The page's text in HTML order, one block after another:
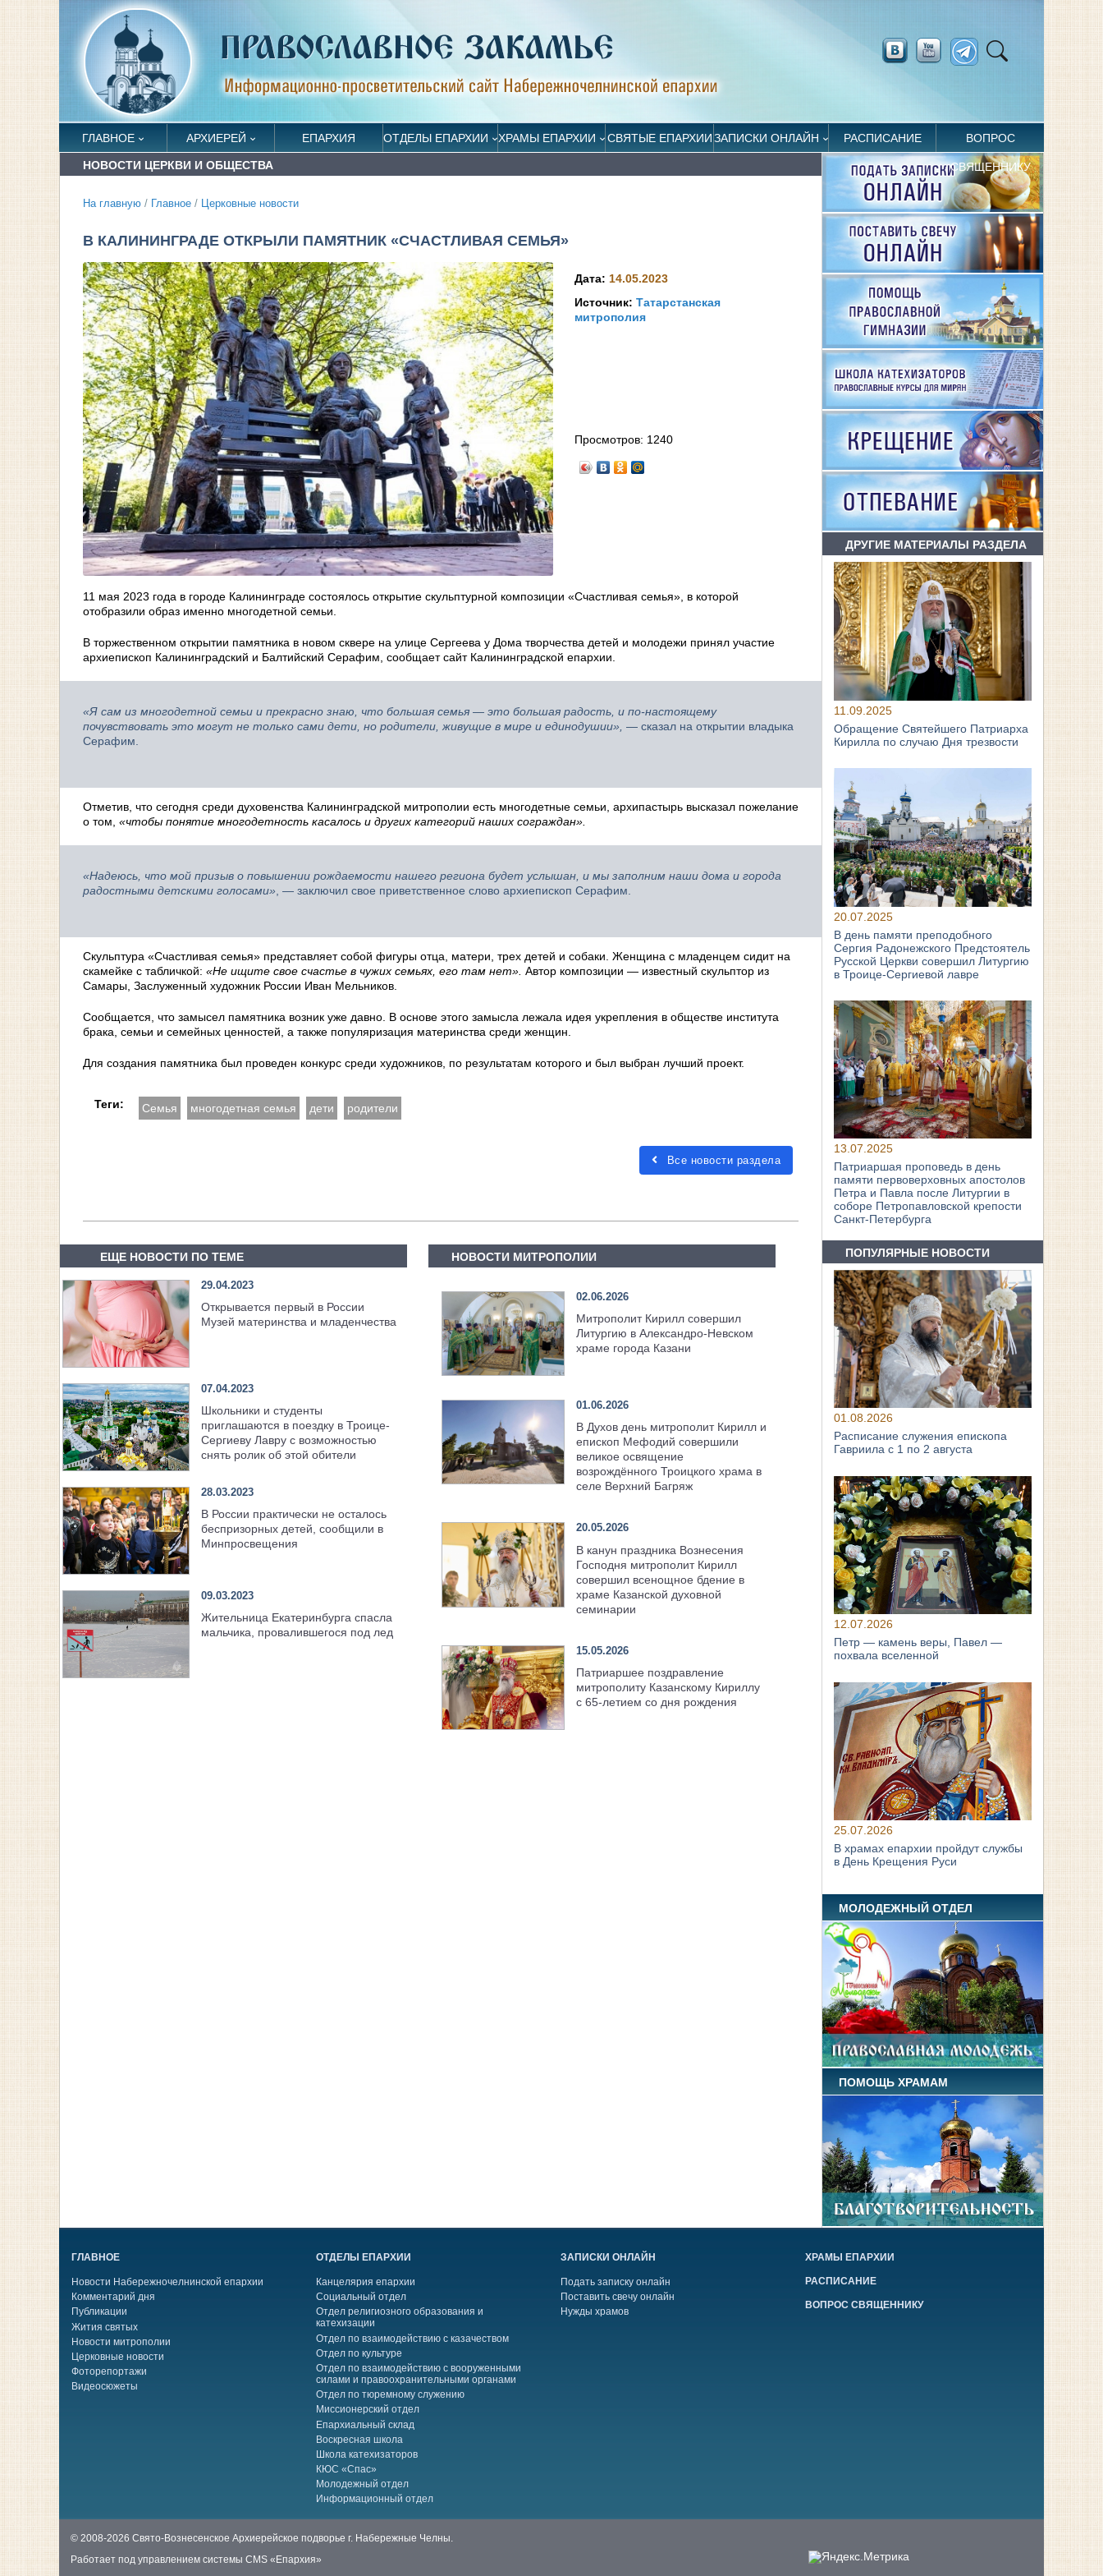
ГЛАВНОЕ АРХИЕРЕЙ ЕПАРХИЯ ОТДЕЛЫ ЕПАРХИИ ХРАМЫ ЕПАРХИИ СВЯТЫЕ ЕПАРХИИЗАПИСКИ ОНЛАЙН РАСПИСАНИЕ ВОПРОС
СВЯЩЕННИКУ
НОВОСТИ ЦЕРКВИ И ОБЩЕСТВА
На главную / Главное / Церковные новости
В КАЛИНИНГРАДЕ ОТКРЫЛИ ПАМЯТНИК «СЧАСТЛИВАЯ СЕМЬЯ»
Дата: 14.05.2023
Источник:Татарстанская
митрополия
Просмотров: 1240
11 мая 2023 года в городе Калининграде состоялось открытие скульптурной композиции «Счастливая семья», в которой
отобразили образ именно многодетной семьи.
В торжественном открытии памятника в новом сквере на улице Сергеева у Дома творчества детей и молодежи принял участие
архиепископ Калининградский и Балтийский Серафим, сообщает сайт Калининградской епархии.
«Я сам из многодетной семьи и прекрасно знаю, что большая семья — это большая радость, и по-настоящему
почувствовать это могут не только сами дети, но родители, живущие в мире и единодушии», — сказал на открытии владыка
Серафим.
Отметив, что сегодня среди духовенства Калининградской митрополии есть многодетные семьи, архипастырь высказал пожелание
о том, «чтобы понятие многодетность касалось и других категорий наших сограждан».
«Надеюсь, что мой призыв о повышении рождаемости нашего региона будет услышан, и мы заполним наши дома и города
радостными детскими голосами», — заключил свое приветственное слово архиепископ Серафим.
Скульптура «Счастливая семья» представляет собой фигуры отца, матери, трех детей и собаки. Женщина с младенцем сидит на
скамейке с табличкой: «Не ищите свое счастье в чужих семьях, его там нет». Автор композиции — известный скульптор из
Самары, Заслуженный художник России Иван Мельников.
Сообщается, что замысел памятника возник уже давно. В основе этого замысла лежала идея укрепления в обществе института
брака, семьи и семейных ценностей, а также популяризация материнства среди женщин.
Для создания памятника был проведен конкурс среди художников, по результатам которого и был выбран лучший проект.
Теги: Семья многодетная семья дети родители
Все новости раздела
ЕЩЕ НОВОСТИ ПО ТЕМЕ
29.04.2023
Открывается первый в России
Музей материнства и младенчества
07.04.2023
Школьники и студенты
приглашаются в поездку в Троице-
Сергиеву Лавру с возможностью
снять ролик об этой обители
28.03.2023
В России практически не осталось
беспризорных детей, сообщили в
Минпросвещения
09.03.2023
Жительница Екатеринбурга спасла
мальчика, провалившегося под лед
НОВОСТИ МИТРОПОЛИИ
02.06.2026
Митрополит Кирилл совершил
Литургию в Александро-Невском
храме города Казани
01.06.2026
В Духов день митрополит Кирилл и
епископ Мефодий совершили
великое освящение
возрождённого Троицкого храма в
селе Верхний Багряж
20.05.2026
В канун праздника Вознесения
Господня митрополит Кирилл
совершил всенощное бдение в
храме Казанской духовной
семинарии
15.05.2026
Патриаршее поздравление
митрополиту Казанскому Кириллу
с 65-летием со дня рождения
ДРУГИЕ МАТЕРИАЛЫ РАЗДЕЛА
11.09.2025
Обращение Святейшего Патриарха
Кирилла по случаю Дня трезвости
20.07.2025
В день памяти преподобного
Сергия Радонежского Предстоятель
Русской Церкви совершил Литургию
в Троице-Сергиевой лавре
13.07.2025
Патриаршая проповедь в день
памяти первоверховных апостолов
Петра и Павла после Литургии в
соборе Петропавловской крепости
Санкт-Петербурга
ПОПУЛЯРНЫЕ НОВОСТИ
01.08.2026
Расписание служения епископа
Гавриила с 1 по 2 августа
12.07.2026
Петр — камень веры, Павел —
похвала вселенной
25.07.2026
В храмах епархии пройдут службы
в День Крещения Руси
МОЛОДЕЖНЫЙ ОТДЕЛ
ПОМОЩЬ ХРАМАМ
ГЛАВНОЕ
Новости Набережночелнинской епархии
Комментарий дня
Публикации
Жития святых
Новости митрополии
Церковные новости
Фоторепортажи
Видеосюжеты
ОТДЕЛЫ ЕПАРХИИ
Канцелярия епархии
Социальный отдел
Отдел религиозного образования и
катехизации
Отдел по взаимодействию с казачеством
Отдел по культуре
Отдел по взаимодействию с вооруженными
силами и правоохранительными органами
Отдел по тюремному служению
Миссионерский отдел
Епархиальный склад
Воскресная школа
Школа катехизаторов
КЮС «Спас»
Молодежный отдел
Информационный отдел
ЗАПИСКИ ОНЛАЙН
Подать записку онлайн
Поставить свечу онлайн
Нужды храмов
ХРАМЫ ЕПАРХИИ
РАСПИСАНИЕ
ВОПРОС СВЯЩЕННИКУ
© 2008-2026 Свято-Вознесенское Архиерейское подворье г. Набережные Челны.
Работает под управлением системы CMS «Епархия»